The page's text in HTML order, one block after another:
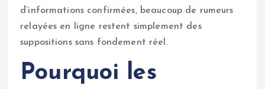
d’informations confirmées, beaucoup de rumeurs
relayées en ligne restent simplement des
suppositions sans fondement réel.
Pourquoi les